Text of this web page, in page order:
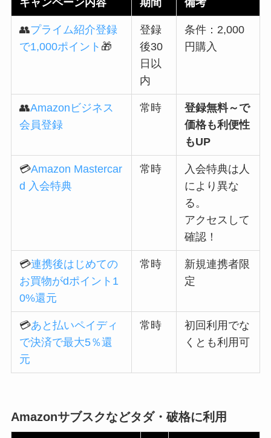
👥プライム紹介登録
で1,000ポイント 🎁
登録
後30
日以
内
条件：2,000
円購入
👥Amazonビジネス
会員登録
常時
登録無料～で
価格も利便性
もUP
💳Amazon Mastercar
d 入会特典
常時
入会特典は人
により異な
る。
アクセスして
確認！
💳連携後はじめての
お買物がdポイント1
0%還元
常時
新規連携者限
定
💳あと払いペイディ
で決済で最大5％還
元
常時
初回利用でな
くとも利用可
Amazonサブスクなどタダ・破格に利用